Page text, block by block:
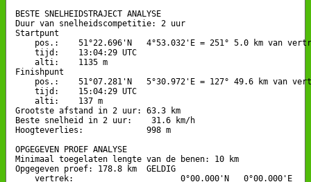
BESTE SNELHEIDSTRAJECT ANALYSE
Duur van snelheidscompetitie: 2 uur
Startpunt
pos.:    51°22.696'N   4°53.032'E = 251° 5.0 km van
    tijd:    13:04:29 UTC
    alti:    1135 m
Finishpunt
pos.:    51°07.281'N   5°30.972'E = 127° 49.6 km van
    tijd:    15:04:29 UTC
    alti:    137 m
Grootste afstand in 2 uur: 63.3 km
Beste snelheid in 2 uur:    31.6 km/h
Hoogteverlies:             998 m
OPGEGEVEN PROEF ANALYSE
Minimaal toegelaten lengte van de benen: 10 km
Opgegeven proef: 178.8 km  GELDIG
    vertrek:                      0°00.000'N   0°00.000'E